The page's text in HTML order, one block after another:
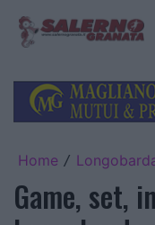
Home /
Game, set,